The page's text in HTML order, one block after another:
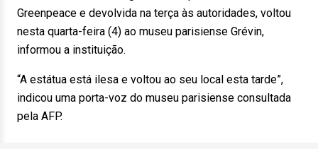
Greenpeace e devolvida na terça às autoridades, voltou
nesta quarta-feira (4) ao museu parisiense Grévin,
informou a instituição.
“A estátua está ilesa e voltou ao seu local esta tarde”,
indicou uma porta-voz do museu parisiense consultada
pela AFP.